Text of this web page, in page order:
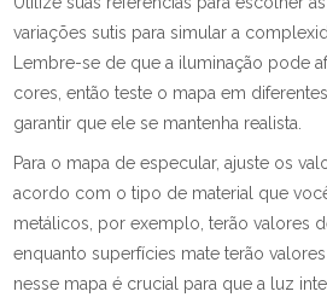
variações sutis para simular a
Lembre-se de que a iluminação pode
cores, então teste o mapa em
garantir que ele se mantenha realista.
Para o mapa de especular, ajuste os
acordo com o tipo de material que
metálicos, por exemplo, terão valores
enquanto superfícies mate terão
nesse mapa é crucial para que a luz